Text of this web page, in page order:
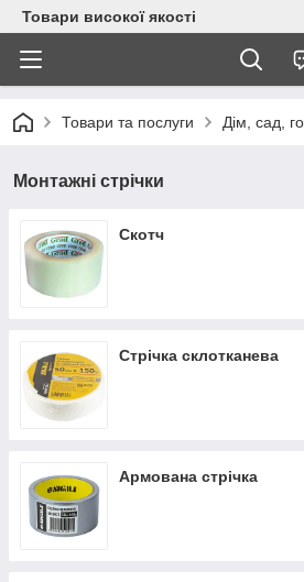
Товари високої якості
Товари та послуги Дім, сад,
Монтажні стрічки
Скотч
Стрічка склотканева
Армована стрічка